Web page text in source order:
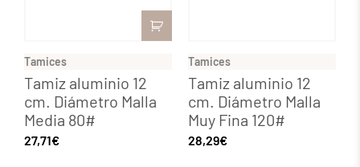
Tamices
Tamiz aluminio 12
cm. Diámetro Malla
Media 80#
27,71€
Tamices
Tamiz aluminio 12
cm. Diámetro Malla
Muy Fina 120#
28,29€